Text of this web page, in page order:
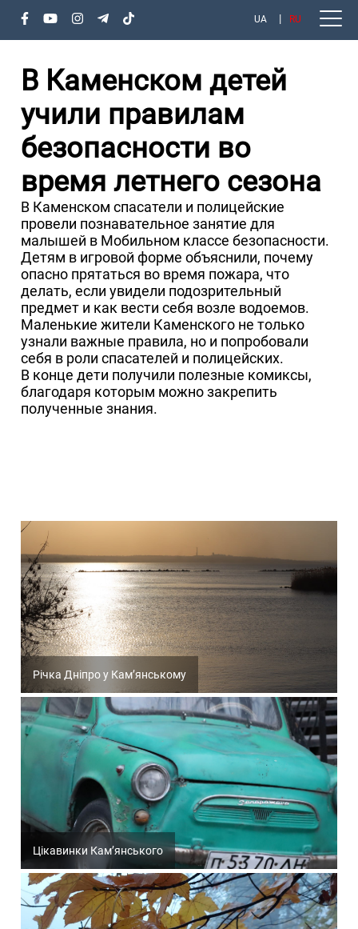
UA RU
В Каменском детей
учили правилам
безопасности во
время летнего сезона
В Каменском спасатели и полицейские
провели познавательное занятие для
малышей в Мобильном классе безопасности.
Детям в игровой форме объяснили, почему
опасно прятаться во время пожара, что
делать, если увидели подозрительный
предмет и как вести себя возле водоемов.
Маленькие жители Каменского не только
узнали важные правила, но и попробовали
себя в роли спасателей и полицейских.
В конце дети получили полезные комиксы,
благодаря которым можно закрепить
полученные знания.
Річка Дніпро у Кам’янському
Цікавинки Кам’янського